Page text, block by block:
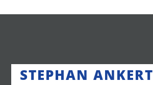
STEPHAN ANKERT